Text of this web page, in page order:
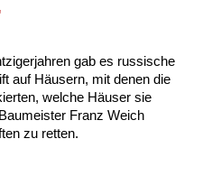
unserer
aufzubereiten, dass sie für
werden. Im Namen
und einer holistisch
handelnden Gesellschaft.
gab es russische
auf Häusern, mit denen die
welche Häuser sie
Franz Weich
zu retten.